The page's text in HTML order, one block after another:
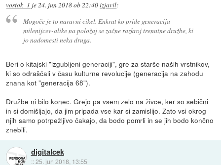
vostok_1 je 24. jun 2018 ob 22:40izjavil:
Mogoče je to naravni cikel. Enkrat ko pride generacija
milenijcev-alike na položaj se začne razkroj trenutne družbe, ki
jo nadomesti neka druga.
Beri o kitajski "izgubljeni generaciji", gre za starše naših vrstnikov,
ki so odraščali v času kulturne revolucije (generacija na zahodu
znana kot "generacija 68").
Družbe ni bilo konec. Grejo pa vsem zelo na živce, ker so sebični
in si domišljajo, da jim pripada vse kar si zamislijo. Zato vsi okrog
njih samo potrpežljivo čakajo, da bodo pomrli in se jih bodo končno
znebili.
digitalcek
::25. jun 2018, 13:55